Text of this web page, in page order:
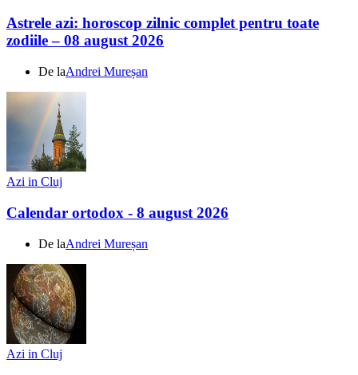
Astrele azi: horoscop zilnic complet pentru toate
zodiile – 08 august 2026
De laAndrei Mureșan
Azi in Cluj
Calendar ortodox - 8 august 2026
De laAndrei Mureșan
Azi in Cluj